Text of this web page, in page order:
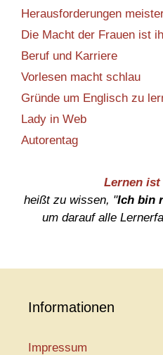
Herausforderungen
Die Macht der Frauen ist
Beruf und Karriere
Vorlesen macht schlau
Gründe um Englisch zu
Lady in Web
Autorentag
Lernen
heißt zu wissen, "Ich bin
um darauf alle
Informationen
Impressum